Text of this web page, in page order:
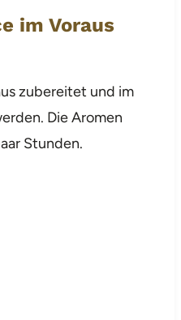
im Voraus
zubereitet und im
Die Aromen
Stunden.